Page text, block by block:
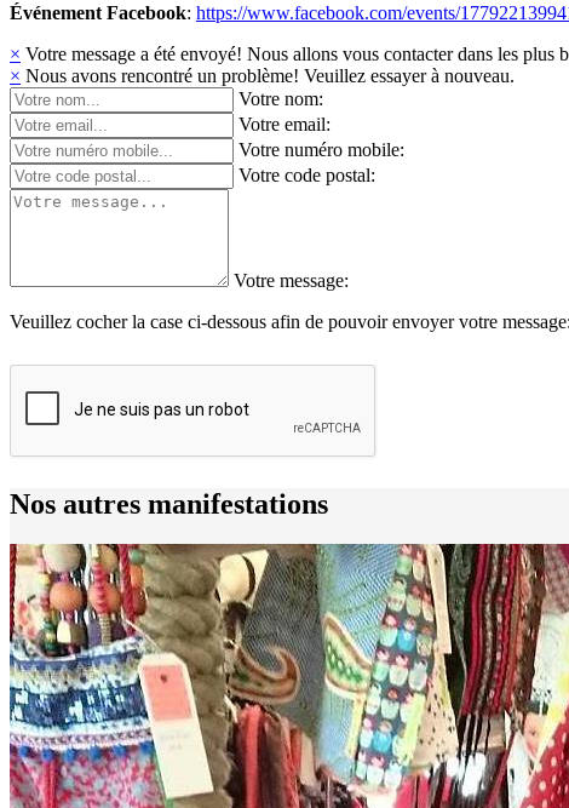
Événement Facebook: https://www.facebook.com/events/
× Votre message a été envoyé! Nous allons vous contacter dans les plus
× Nous avons rencontré un problème! Veuillez essayer à nouveau.
Votre nom:
Votre email:
Votre numéro mobile:
Votre code postal:
Votre message:
Veuillez cocher la case ci-dessous afin de pouvoir envoyer votre message:
Nos autres manifestations